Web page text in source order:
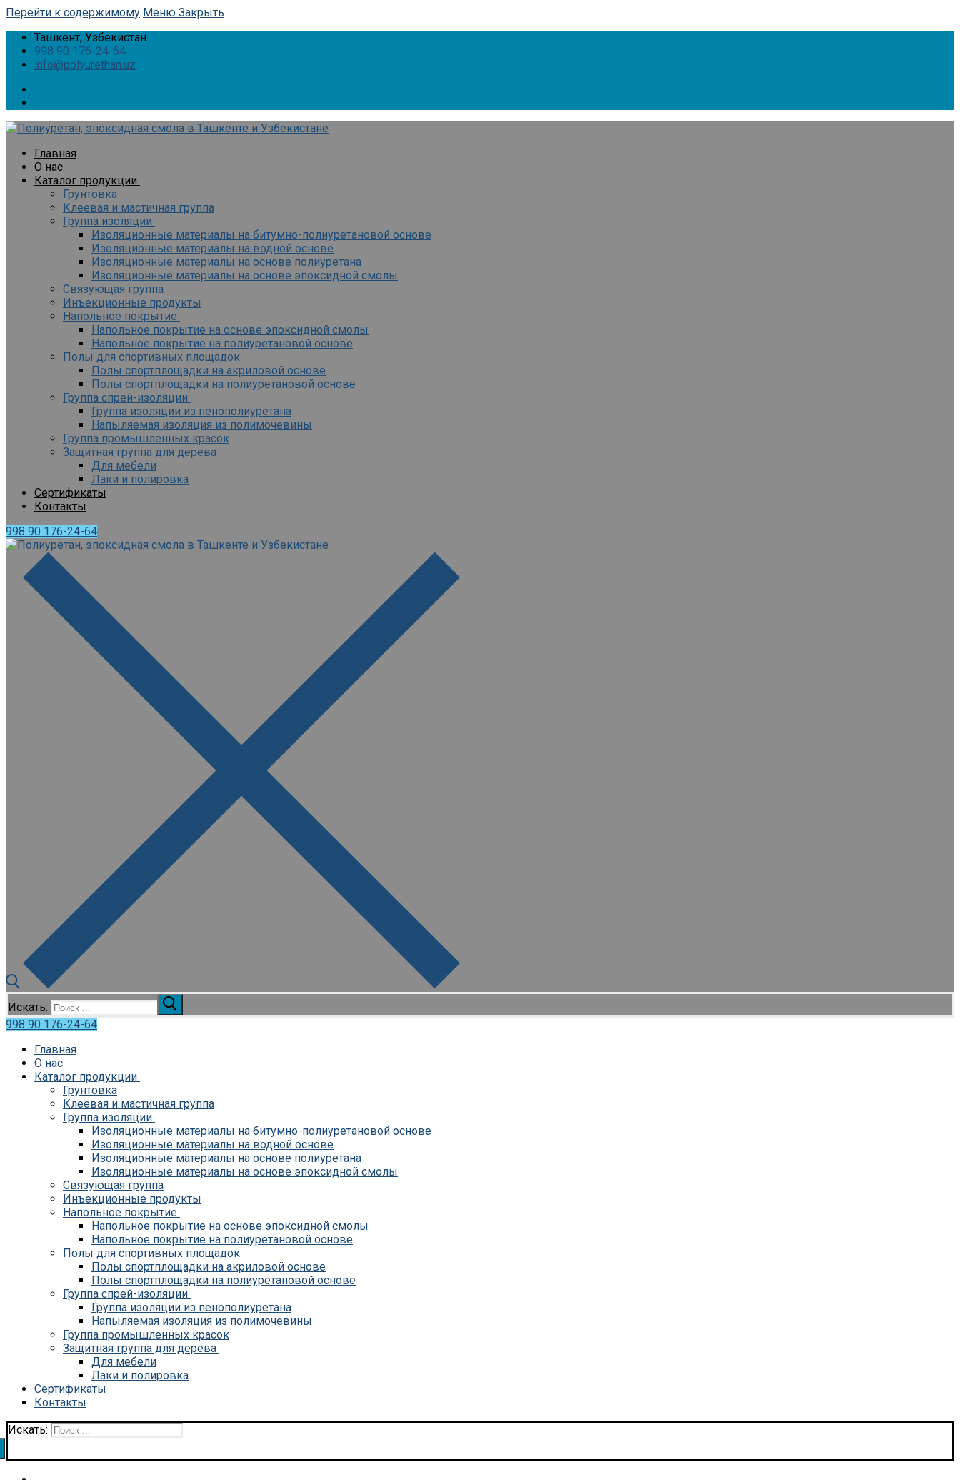
Перейти к содержимому Меню Закрыть
Ташкент, Узбекистан
998 90 176-24-64
info@polyurethan.uz
Главная
О нас
Каталог продукции
Грунтовка
Клеевая и мастичная группа
Группа изоляции
Изоляционные материалы на битумно-полиуретановой основе
Изоляционные материалы на водной основе
Изоляционные материалы на основе полиуретана
Изоляционные материалы на основе эпоксидной смолы
Связующая группа
Инъекционные продукты
Напольное покрытие
Напольное покрытие на основе эпоксидной смолы
Напольное покрытие на полиуретановой основе
Полы для спортивных площадок
Полы спортплощадки на акриловой основе
Полы спортплощадки на полиуретановой основе
Группа спрей-изоляции
Группа изоляции из пенополиуретана
Напыляемая изоляция из полимочевины
Группа промышленных красок
Защитная группа для дерева
Для мебели
Лаки и полировка
Сертификаты
Контакты
998 90 176-24-64
Искать:
998 90 176-24-64
Главная
О нас
Каталог продукции
Грунтовка
Клеевая и мастичная группа
Группа изоляции
Изоляционные материалы на битумно-полиуретановой основе
Изоляционные материалы на водной основе
Изоляционные материалы на основе полиуретана
Изоляционные материалы на основе эпоксидной смолы
Связующая группа
Инъекционные продукты
Напольное покрытие
Напольное покрытие на основе эпоксидной смолы
Напольное покрытие на полиуретановой основе
Полы для спортивных площадок
Полы спортплощадки на акриловой основе
Полы спортплощадки на полиуретановой основе
Группа спрей-изоляции
Группа изоляции из пенополиуретана
Напыляемая изоляция из полимочевины
Группа промышленных красок
Защитная группа для дерева
Для мебели
Лаки и полировка
Сертификаты
Контакты
Искать: